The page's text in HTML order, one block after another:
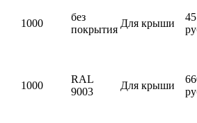
1000
без
покрытия
Для крыши
1000
RAL
9003
Для крыши